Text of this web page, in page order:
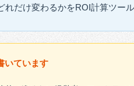
れだけ変わるかをROI計算ツー
いています